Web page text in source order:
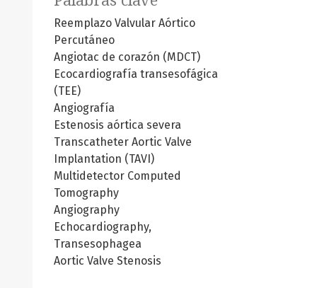
Reemplazo Valvular Aórtico
Percutáneo
Angiotac de corazón (MDCT)
Ecocardiografía transesofágica
(TEE)
Angiografía
Estenosis aórtica severa
Transcatheter Aortic Valve
Implantation (TAVI)
Multidetector Computed
Tomography
Angiography
Echocardiography,
Transesophagea
Aortic Valve Stenosis